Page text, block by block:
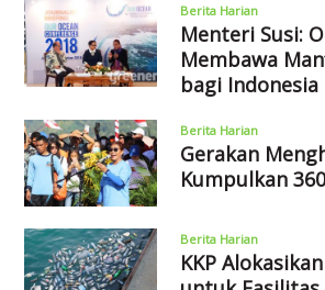
Berita Harian
Menteri Susi:
Membawa
bagi Indonesia
Berita Harian
Gerakan
Kumpulkan
Berita Harian
KKP